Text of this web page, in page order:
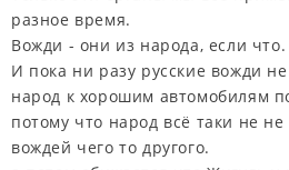
разное время.
Вожди - они из народа, если что.
И пока ни разу русские вожди
народ к хорошим автомобилям
потому что народ всё таки не
вождей чего то другого.